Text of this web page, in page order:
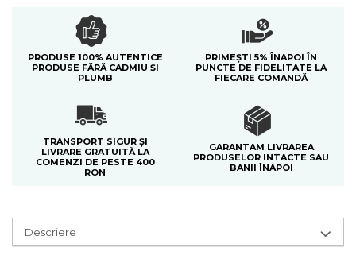
PRODUSE 100% AUTENTICE
PRODUSE FĂRĂ CADMIU ȘI
PLUMB
PRIMEȘTI 5% ÎNAPOI ÎN
PUNCTE DE FIDELITATE LA
FIECARE COMANDĂ
TRANSPORT SIGUR ȘI
LIVRARE GRATUITĂ LA
COMENZI DE PESTE 400
RON
GARANTAM LIVRAREA
PRODUSELOR INTACTE SAU
BANII ÎNAPOI
Descriere